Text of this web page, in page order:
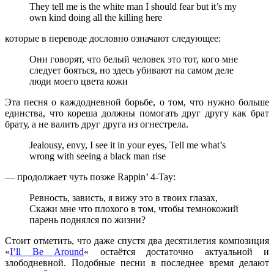
They tell me is the white man I should fear but it’s my
own kind doing all the killing here
которые в переводе дословно означают следующее:
Они говорят, что белый человек это тот, кого мне
следует бояться, но здесь убивают на самом деле
люди моего цвета кожи
Эта песня о каждодневной борьбе, о том, что нужно больше
единства, что кореша должны помогать друг другу как брат
брату, а не валить друг друга из огнестрела.
Jealousy, envy, I see it in your eyes, Tell me what’s
wrong with seeing a black man rise
— продолжает чуть позже Rappin’ 4-Tay:
Ревность, зависть, я вижу это в твоих глазах,
Скажи мне что плохого в том, чтобы темнокожий
парень поднялся по жизни?
Стоит отметить, что даже спустя два десятилетия композиция
«I’ll Be Around« остаётся достаточно актуальной и
злободневной. Подобные песни в последнее время делают